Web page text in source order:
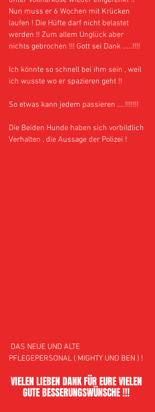
Nun muss er 6 Wochen mit Krücken
laufen ! Die Hüfte darf nicht belastet
werden !! Zum allem Unglück aber
nichts gebrochen !!! Gott sei Dank .....!!!!
Ich könnte so schnell bei ihm sein , weil
ich wusste wo er spazieren geht !!
So etwas kann jedem passieren ....!!!!!!!
Die Beiden Hunde haben sich vorbildlich
Verhalten , die Aussage der Polizei !
PFLEGEPERSONAL ( MIGHTY UND BEN ) !
VIELEN LIEBEN DANK FÜR EURE VIELEN
GUTE BESSERUNGSWÜNSCHE !!!